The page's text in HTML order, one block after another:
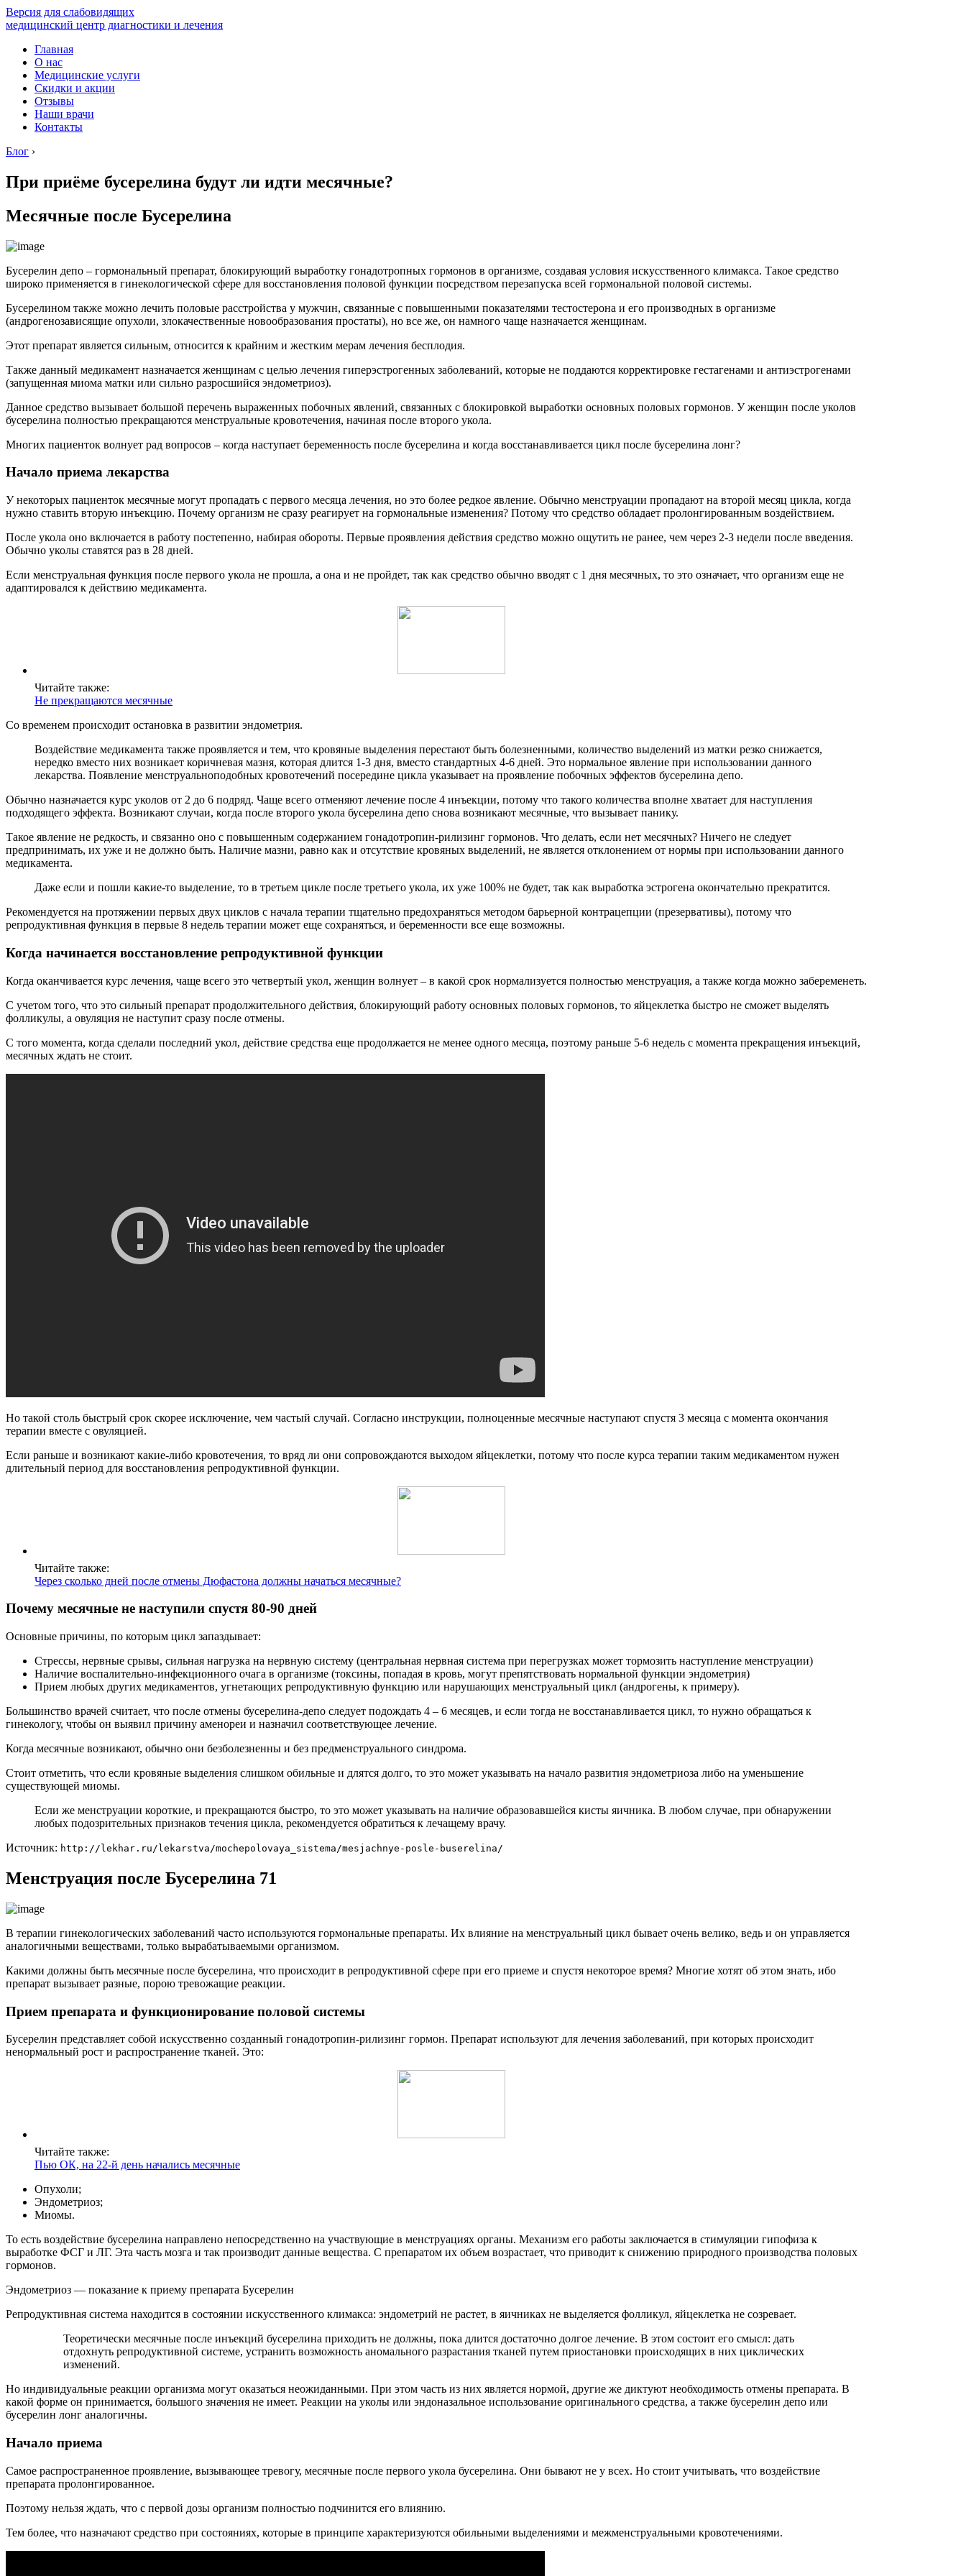
Версия для слабовидящих
медицинский центр диагностики и лечения
Главная
О нас
Медицинские услуги
Скидки и акции
Отзывы
Наши врачи
Контакты
Блог ›
При приёме бусерелина будут ли идти месячные?
Месячные после Бусерелина
Бусерелин депо – гормональный препарат, блокирующий выработку гонадотропных гормонов в организме, создавая условия искусственного климакса. Такое средство
широко применяется в гинекологической сфере для восстановления половой функции посредством перезапуска всей гормональной половой системы.
Бусерелином также можно лечить половые расстройства у мужчин, связанные с повышенными показателями тестостерона и его производных в организме
(андрогенозависящие опухоли, злокачественные новообразования простаты), но все же, он намного чаще назначается женщинам.
Этот препарат является сильным, относится к крайним и жестким мерам лечения бесплодия.
Также данный медикамент назначается женщинам с целью лечения гиперэстрогенных заболеваний, которые не поддаются корректировке гестагенами и антиэстрогенами
(запущенная миома матки или сильно разросшийся эндометриоз).
Данное средство вызывает большой перечень выраженных побочных явлений, связанных с блокировкой выработки основных половых гормонов. У женщин после уколов
бусерелина полностью прекращаются менструальные кровотечения, начиная после второго укола.
Многих пациенток волнует рад вопросов – когда наступает беременность после бусерелина и когда восстанавливается цикл после бусерелина лонг?
Начало приема лекарства
У некоторых пациенток месячные могут пропадать с первого месяца лечения, но это более редкое явление. Обычно менструации пропадают на второй месяц цикла, когда
нужно ставить вторую инъекцию. Почему организм не сразу реагирует на гормональные изменения? Потому что средство обладает пролонгированным воздействием.
После укола оно включается в работу постепенно, набирая обороты. Первые проявления действия средство можно ощутить не ранее, чем через 2-3 недели после введения.
Обычно уколы ставятся раз в 28 дней.
Если менструальная функция после первого укола не прошла, а она и не пройдет, так как средство обычно вводят с 1 дня месячных, то это означает, что организм еще не
адаптировался к действию медикамента.
Читайте также:
Не прекращаются месячные
Со временем происходит остановка в развитии эндометрия.
Воздействие медикамента также проявляется и тем, что кровяные выделения перестают быть болезненными, количество выделений из матки резко снижается,
нередко вместо них возникает коричневая мазня, которая длится 1-3 дня, вместо стандартных 4-6 дней. Это нормальное явление при использовании данного
лекарства. Появление менструальноподобных кровотечений посередине цикла указывает на проявление побочных эффектов бусерелина депо.
Обычно назначается курс уколов от 2 до 6 подряд. Чаще всего отменяют лечение после 4 инъекции, потому что такого количества вполне хватает для наступления
подходящего эффекта. Возникают случаи, когда после второго укола бусерелина депо снова возникают месячные, что вызывает панику.
Такое явление не редкость, и связанно оно с повышенным содержанием гонадотропин-рилизинг гормонов. Что делать, если нет месячных? Ничего не следует
предпринимать, их уже и не должно быть. Наличие мазни, равно как и отсутствие кровяных выделений, не является отклонением от нормы при использовании данного
медикамента.
Даже если и пошли какие-то выделение, то в третьем цикле после третьего укола, их уже 100% не будет, так как выработка эстрогена окончательно прекратится.
Рекомендуется на протяжении первых двух циклов с начала терапии тщательно предохраняться методом барьерной контрацепции (презервативы), потому что
репродуктивная функция в первые 8 недель терапии может еще сохраняться, и беременности все еще возможны.
Когда начинается восстановление репродуктивной функции
Когда оканчивается курс лечения, чаще всего это четвертый укол, женщин волнует – в какой срок нормализуется полностью менструация, а также когда можно забеременеть.
С учетом того, что это сильный препарат продолжительного действия, блокирующий работу основных половых гормонов, то яйцеклетка быстро не сможет выделять
фолликулы, а овуляция не наступит сразу после отмены.
С того момента, когда сделали последний укол, действие средства еще продолжается не менее одного месяца, поэтому раньше 5-6 недель с момента прекращения инъекций,
месячных ждать не стоит.
Но такой столь быстрый срок скорее исключение, чем частый случай. Согласно инструкции, полноценные месячные наступают спустя 3 месяца с момента окончания
терапии вместе с овуляцией.
Если раньше и возникают какие-либо кровотечения, то вряд ли они сопровождаются выходом яйцеклетки, потому что после курса терапии таким медикаментом нужен
длительный период для восстановления репродуктивной функции.
Читайте также:
Через сколько дней после отмены Дюфастона должны начаться месячные?
Почему месячные не наступили спустя 80-90 дней
Основные причины, по которым цикл запаздывает:
Стрессы, нервные срывы, сильная нагрузка на нервную систему (центральная нервная система при перегрузках может тормозить наступление менструации)
Наличие воспалительно-инфекционного очага в организме (токсины, попадая в кровь, могут препятствовать нормальной функции эндометрия)
Прием любых других медикаментов, угнетающих репродуктивную функцию или нарушающих менструальный цикл (андрогены, к примеру).
Большинство врачей считает, что после отмены бусерелина-депо следует подождать 4 – 6 месяцев, и если тогда не восстанавливается цикл, то нужно обращаться к
гинекологу, чтобы он выявил причину аменореи и назначил соответствующее лечение.
Когда месячные возникают, обычно они безболезненны и без предменструального синдрома.
Стоит отметить, что если кровяные выделения слишком обильные и длятся долго, то это может указывать на начало развития эндометриоза либо на уменьшение
существующей миомы.
Если же менструации короткие, и прекращаются быстро, то это может указывать на наличие образовавшейся кисты яичника. В любом случае, при обнаружении
любых подозрительных признаков течения цикла, рекомендуется обратиться к лечащему врачу.
Источник: http://lekhar.ru/lekarstva/mochepolovaya_sistema/mesjachnye-posle-buserelina/
Менструация после Бусерелина 71
В терапии гинекологических заболеваний часто используются гормональные препараты. Их влияние на менструальный цикл бывает очень велико, ведь и он управляется
аналогичными веществами, только вырабатываемыми организмом.
Какими должны быть месячные после бусерелина, что происходит в репродуктивной сфере при его приеме и спустя некоторое время? Многие хотят об этом знать, ибо
препарат вызывает разные, порою тревожащие реакции.
Прием препарата и функционирование половой системы
Бусерелин представляет собой искусственно созданный гонадотропин-рилизинг гормон. Препарат используют для лечения заболеваний, при которых происходит
ненормальный рост и распространение тканей. Это:
Читайте также:
Пью ОК, на 22-й день начались месячные
Опухоли;
Эндометриоз;
Миомы.
То есть воздействие бусерелина направлено непосредственно на участвующие в менструациях органы. Механизм его работы заключается в стимуляции гипофиза к
выработке ФСГ и ЛГ. Эта часть мозга и так производит данные вещества. С препаратом их объем возрастает, что приводит к снижению природного производства половых
гормонов.
Эндометриоз — показание к приему препарата Бусерелин
Репродуктивная система находится в состоянии искусственного климакса: эндометрий не растет, в яичниках не выделяется фолликул, яйцеклетка не созревает.
Теоретически месячные после инъекций бусерелина приходить не должны, пока длится достаточно долгое лечение. В этом состоит его смысл: дать
отдохнуть репродуктивной системе, устранить возможность аномального разрастания тканей путем приостановки происходящих в них циклических
изменений.
Но индивидуальные реакции организма могут оказаться неожиданными. При этом часть из них является нормой, другие же диктуют необходимость отмены препарата. В
какой форме он принимается, большого значения не имеет. Реакции на уколы или эндоназальное использование оригинального средства, а также бусерелин депо или
бусерелин лонг аналогичны.
Начало приема
Самое распространенное проявление, вызывающее тревогу, месячные после первого укола бусерелина. Они бывают не у всех. Но стоит учитывать, что воздействие
препарата пролонгированное.
Поэтому нельзя ждать, что с первой дозы организм полностью подчинится его влиянию.
Тем более, что назначают средство при состояниях, которые в принципе характеризуются обильными выделениями и межменструальными кровотечениями.